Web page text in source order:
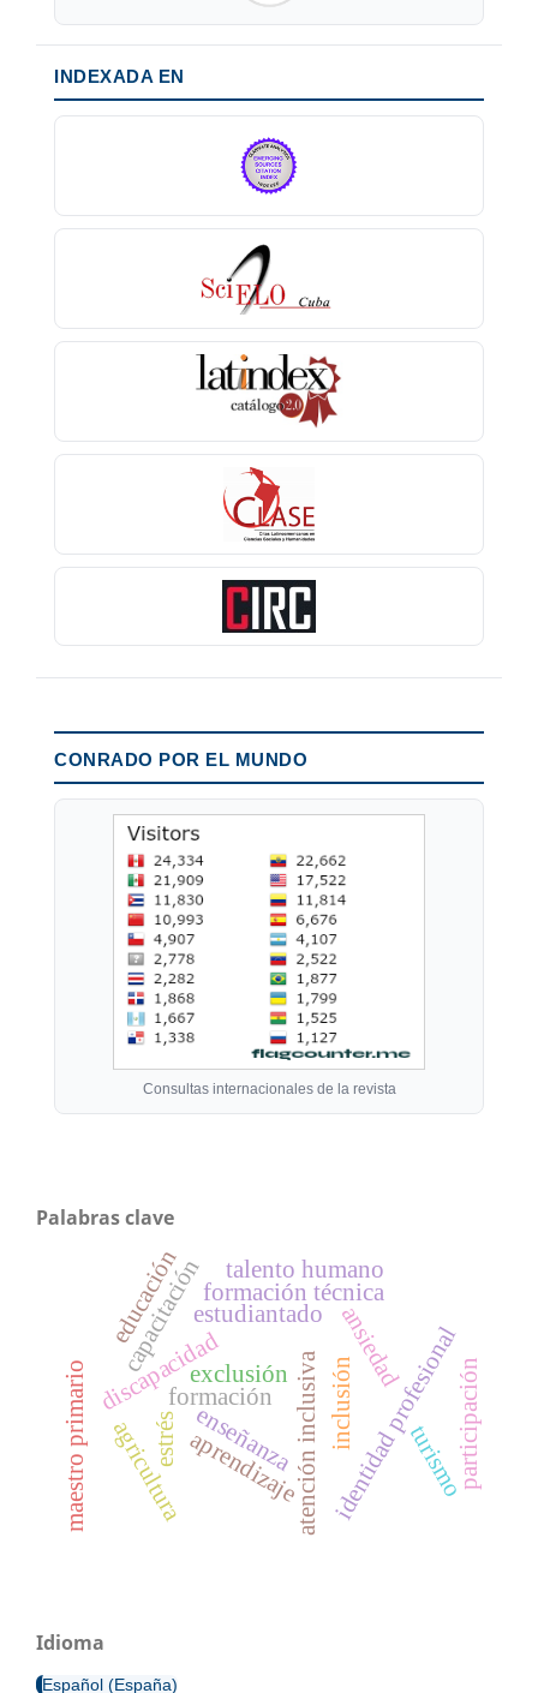
INDEXADA EN
CONRADO POR EL MUNDO
Consultas internacionales de la revista
Palabras clave
formación atención inclusivaidentidad profesional
enseñanza
aprendizaje
inclusión
exclusión
discapacidad
capacitación
estrés
ansiedad
maestro primario agricultura
formación técnica
turismo
educación
participación
talento humano
estudiantado
Idioma
Español (España)